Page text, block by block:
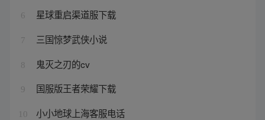
6 星球重启渠道服下载
7 三国惊梦武侠小说
8 鬼灭之刃的cv
9 国服版王者荣耀下载
10 小小地球上海客服电话